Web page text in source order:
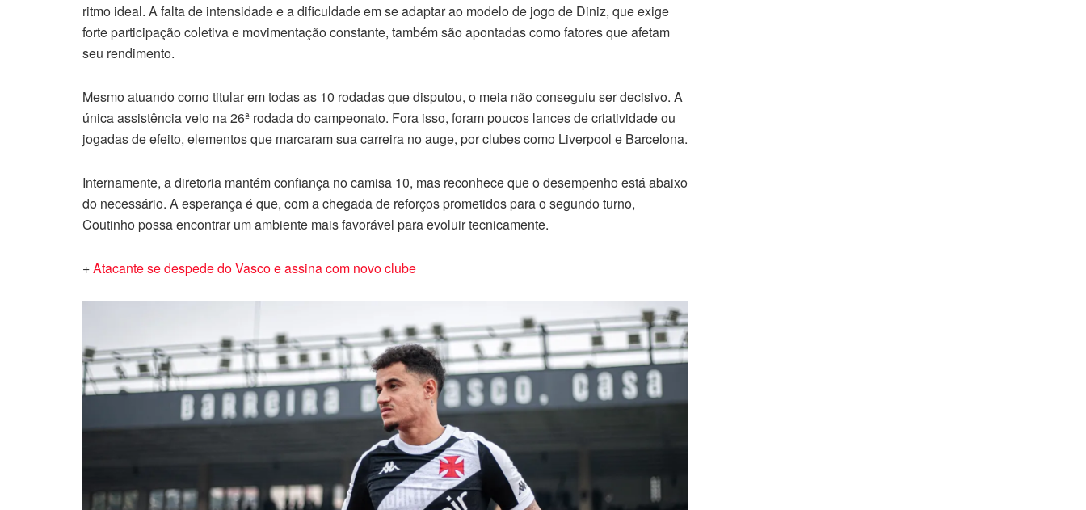
ritmo ideal. A falta de intensidade e a dificuldade em se adaptar ao modelo de jogo de Diniz, que exige
forte participação coletiva e movimentação constante, também são apontadas como fatores que afetam
seu rendimento.
Mesmo atuando como titular em todas as 10 rodadas que disputou, o meia não conseguiu ser decisivo. A
única assistência veio na 26ª rodada do campeonato. Fora isso, foram poucos lances de criatividade ou
jogadas de efeito, elementos que marcaram sua carreira no auge, por clubes como Liverpool e Barcelona.
Internamente, a diretoria mantém confiança no camisa 10, mas reconhece que o desempenho está abaixo
do necessário. A esperança é que, com a chegada de reforços prometidos para o segundo turno,
Coutinho possa encontrar um ambiente mais favorável para evoluir tecnicamente.
+Atacante se despede do Vasco e assina com novo clube